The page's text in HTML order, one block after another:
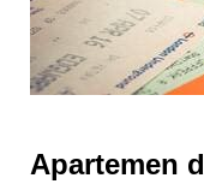
Apartemen